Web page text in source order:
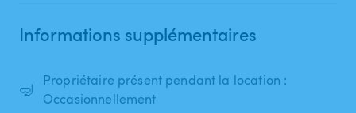
Informations supplémentaires
🤿
Propriétaire présent pendant la location :
Occasionnellement